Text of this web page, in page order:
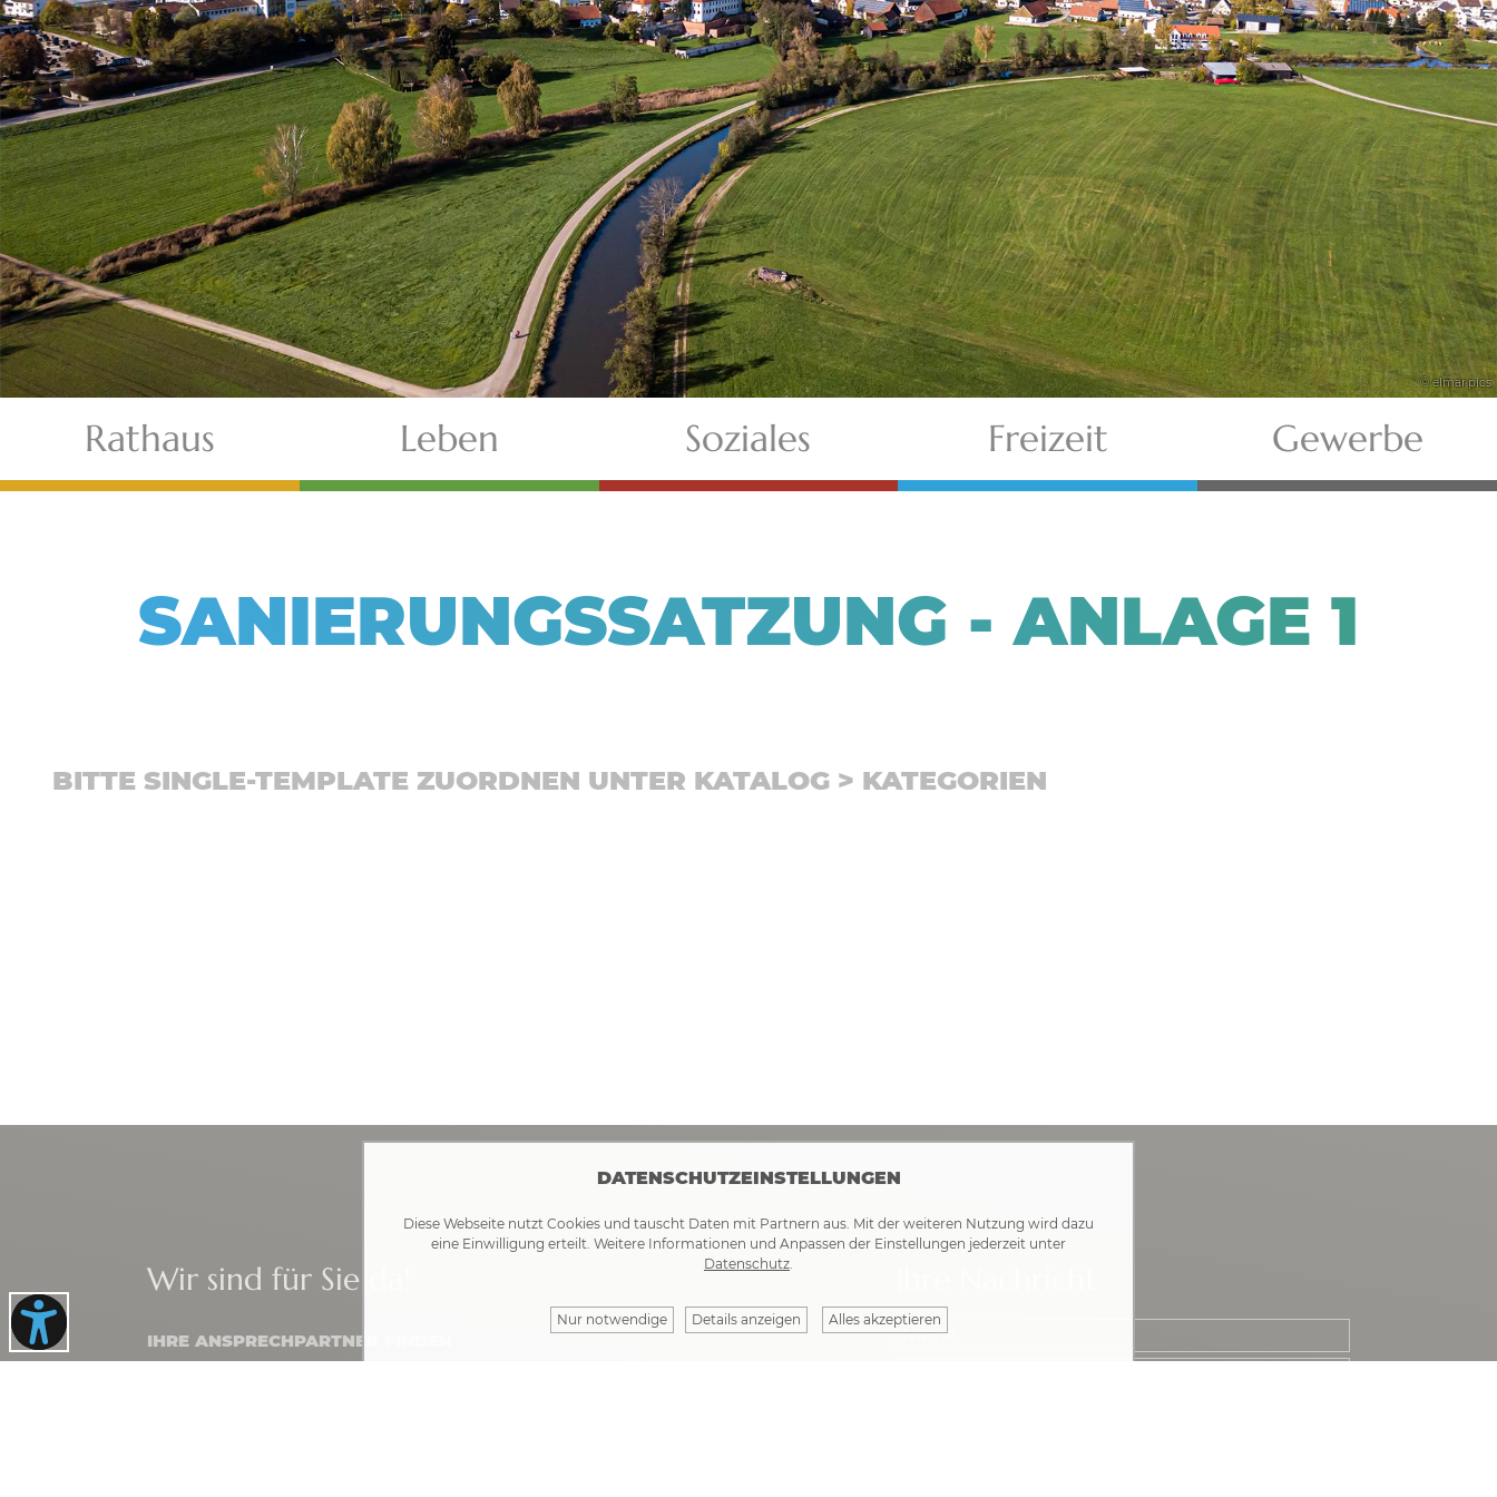
© elmar.pics
Rathaus Leben Soziales Freizeit Gewerbe
SANIERUNGSSATZUNG - ANLAGE 1
BITTE SINGLE-TEMPLATE ZUORDNEN UNTER KATALOG > KATEGORIEN
Wir sind für Sie da!
IHRE ANSPRECHPARTNER FINDEN
DATENSCHUTZEINSTELLUNGEN
Diese Webseite nutzt Cookies und tauscht Daten mit Partnern aus. Mit der weiteren Nutzung wird dazu
eine Einwilligung erteilt. Weitere Informationen und Anpassen der Einstellungen jederzeit unter
Datenschutz.
Nur notwendige Details anzeigen Alles akzeptieren